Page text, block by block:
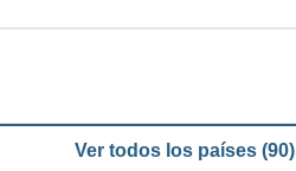
Ver todos los países (90)